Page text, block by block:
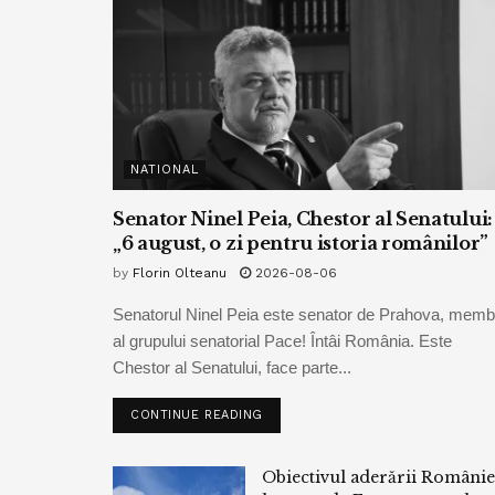
NATIONAL
Senator Ninel Peia, Chestor al Senatului:
„6 august, o zi pentru istoria românilor”
by Florin Olteanu 2026-08-06
Senatorul Ninel Peia este senator de Prahova,
al grupului senatorial Pace! Întâi România. Este
Chestor al Senatului, face parte...
CONTINUE READING
Obiectivul aderării